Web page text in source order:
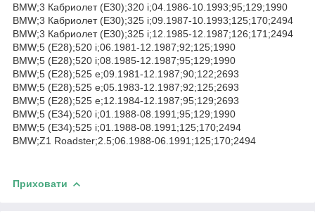
BMW;3 Кабриолет (E30);320 i;04.1986-10.1993;95;129;1990
BMW;3 Кабриолет (E30);325 i;09.1987-10.1993;125;170;2494
BMW;3 Кабриолет (E30);325 i;12.1985-12.1987;126;171;2494
BMW;5 (E28);520 i;06.1981-12.1987;92;125;1990
BMW;5 (E28);520 i;08.1985-12.1987;95;129;1990
BMW;5 (E28);525 e;09.1981-12.1987;90;122;2693
BMW;5 (E28);525 e;05.1983-12.1987;92;125;2693
BMW;5 (E28);525 e;12.1984-12.1987;95;129;2693
BMW;5 (E34);520 i;01.1988-08.1991;95;129;1990
BMW;5 (E34);525 i;01.1988-08.1991;125;170;2494
BMW;Z1 Roadster;2.5;06.1988-06.1991;125;170;2494
Приховати